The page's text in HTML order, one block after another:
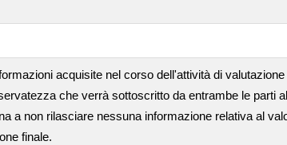
acquisite nel corso dell'attività di
che verrà sottoscritto da entrambe le parti
a non rilasciare nessuna informazione relativa al
finale.